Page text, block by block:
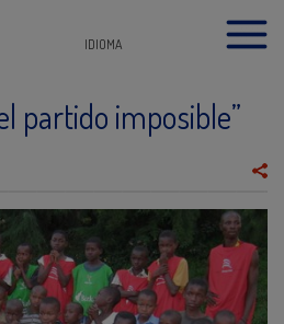
IDIOMA
partido imposible”